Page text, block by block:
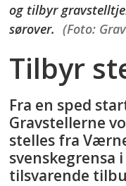
og tilbyr
sørover. (Foto:
Tilbyr
Fra en sped
Gravstellerne
stelles fra
svenskegrensa
tilsvarende